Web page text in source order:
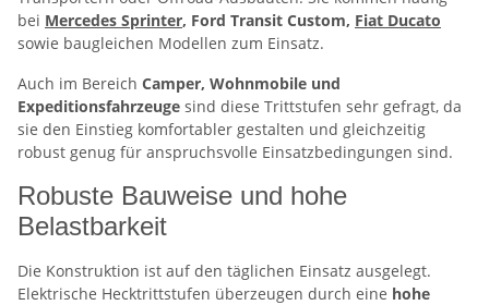
bei Mercedes Sprinter, Ford Transit Custom, Fiat Ducato
sowie baugleichen Modellen zum Einsatz.
Auch im Bereich Camper, Wohnmobile und
Expeditionsfahrzeuge sind diese Trittstufen sehr gefragt, da
sie den Einstieg komfortabler gestalten und gleichzeitig
robust genug für anspruchsvolle Einsatzbedingungen sind.
Robuste Bauweise und hohe
Belastbarkeit
Die Konstruktion ist auf den täglichen Einsatz ausgelegt.
Elektrische Hecktrittstufen überzeugen durch eine hohe